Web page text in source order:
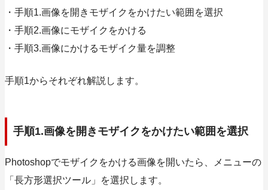
・手順1.画像を開きモザイクをかけたい範囲を選択
・手順2.画像にモザイクをかける
・手順3.画像にかけるモザイク量を調整
手順1からそれぞれ解説します。
手順1.画像を開きモザイクをかけたい範囲を選択
Photoshopでモザイクをかける画像を開いたら、
メニューの
「長方形選択ツール」を選択します。